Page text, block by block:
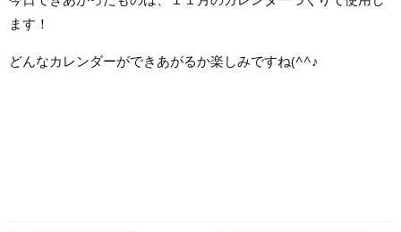
ます！
どんなカレンダーができあがるか楽しみですね(^^♪